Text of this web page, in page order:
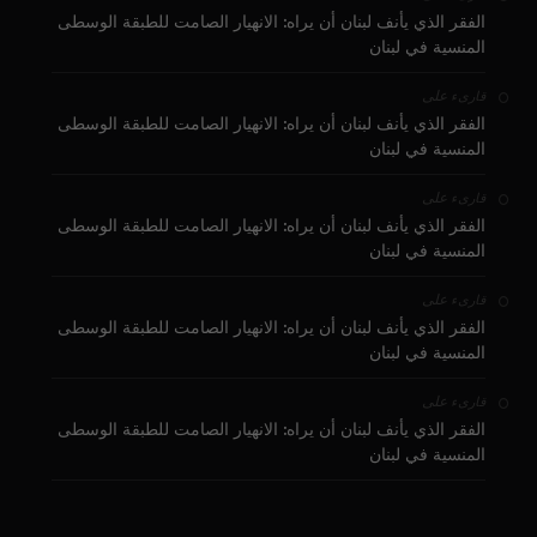
الفقر الذي يأنف لبنان أن يراه: الانهيار الصامت للطبقة الوسطى
المنسية في لبنان
قارىء على
الفقر الذي يأنف لبنان أن يراه: الانهيار الصامت للطبقة الوسطى
المنسية في لبنان
قارىء على
الفقر الذي يأنف لبنان أن يراه: الانهيار الصامت للطبقة الوسطى
المنسية في لبنان
قارىء على
الفقر الذي يأنف لبنان أن يراه: الانهيار الصامت للطبقة الوسطى
المنسية في لبنان
قارىء على
الفقر الذي يأنف لبنان أن يراه: الانهيار الصامت للطبقة الوسطى
المنسية في لبنان